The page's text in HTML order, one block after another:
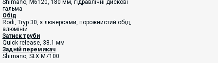
Shimano, M6120, 180 мм, гідравлічні дискові
гальма
Обід
Rodi, Tryp 30, з люверсами, порожнистий обід,
алюміній
Затиск труби
Quick release, 38.1 мм
Задній перемикач
Shimano, SLX M7100